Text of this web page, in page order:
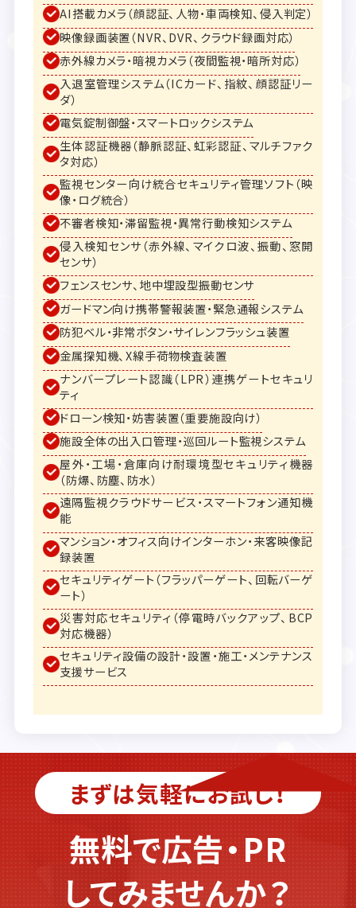
AI搭載カメラ（顔認証、人物・車両検知、侵入判定）
映像録画装置（NVR、DVR、クラウド録画対応）
赤外線カメラ・暗視カメラ（夜間監視・暗所対応）
入退室管理システム（ICカード、指紋、顔認証リー
ダ）
電気錠制御盤・スマートロックシステム
生体認証機器（静脈認証、虹彩認証、マルチファク
タ対応）
監視センター向け統合セキュリティ管理ソフト（映
像・ログ統合）
不審者検知・滞留監視・異常行動検知システム
侵入検知センサ（赤外線、マイクロ波、振動、窓開
センサ）
フェンスセンサ、地中埋設型振動センサ
ガードマン向け携帯警報装置・緊急通報システム
防犯ベル・非常ボタン・サイレンフラッシュ装置
金属探知機、X線手荷物検査装置
ナンバープレート認識（LPR）連携ゲートセキュリ
ティ
ドローン検知・妨害装置（重要施設向け）
施設全体の出入口管理・巡回ルート監視システム
屋外・工場・倉庫向け耐環境型セキュリティ機器
（防爆、防塵、防水）
遠隔監視クラウドサービス・スマートフォン通知機
能
マンション・オフィス向けインターホン・来客映像記
録装置
セキュリティゲート（フラッパーゲート、回転バーゲ
ート）
災害対応セキュリティ（停電時バックアップ、BCP
対応機器）
セキュリティ設備の設計・設置・施工・メンテナンス
支援サービス
まずは気軽にお試し！
無料で広告・PR
してみませんか？